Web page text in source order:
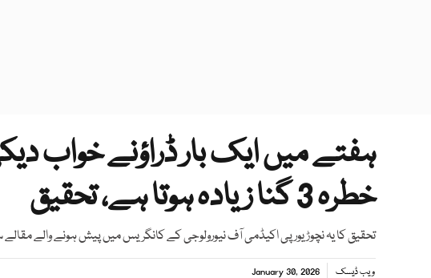
ہفتے میں ایک بار ڈراؤنے خواب
خطرہ 3 گنا زیادہ ہوتا ہے، تحقیق
تحقیق کا یہ نچوڑ یورپی اکیڈمی آف نیورولوجی کے کانگریس میں پیش ہونے والے
ویب ڈیسک January 30, 2026